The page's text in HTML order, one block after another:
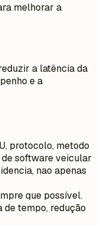
melhorar a
a latência da
e a
protocolo, metodo
de software veicular
nao apenas
que possível.
de tempo, redução